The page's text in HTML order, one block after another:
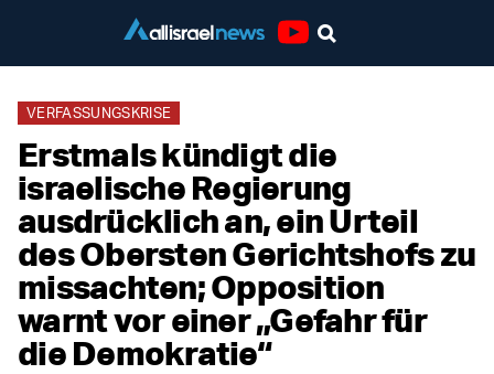
VERFASSUNGSKRISE
Erstmals kündigt die
israelische Regierung
ausdrücklich an, ein Urteil
des Obersten Gerichtshofs zu
missachten; Opposition
warnt vor einer „Gefahr für
die Demokratie“